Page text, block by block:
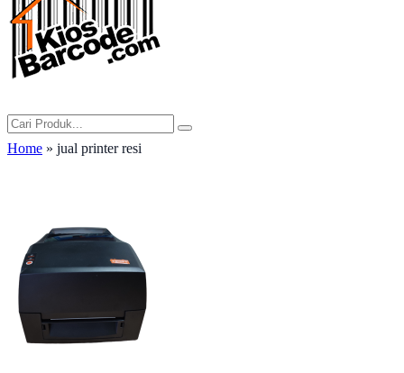
Home » jual printer resi